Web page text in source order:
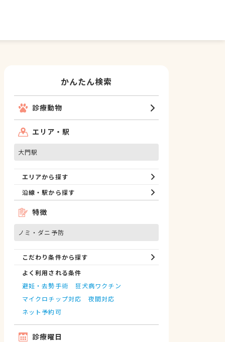
かんたん検索
診療動物
エリア・駅
大門駅
エリアから探す
沿線・駅から探す
特徴
ノミ・ダニ予防
こだわり条件から探す
よく利用される条件
避妊・去勢手術
狂犬病ワクチン
マイクロチップ対応
夜間対応
ネット予約可
診療曜日